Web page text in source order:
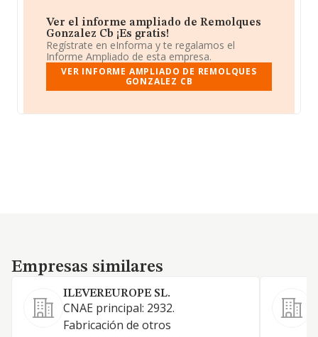
Ver el informe ampliado de Remolques
Gonzalez Cb ¡Es gratis!
Regístrate en eInforma y te regalamos el
Informe Ampliado de esta empresa.
VER INFORME AMPLIADO DE REMOLQUES
GONZALEZ CB
Empresas similares
Empresas similares
ILEVEREUROPE SL.
CNAE principal: 2932.
Fabricación de otros